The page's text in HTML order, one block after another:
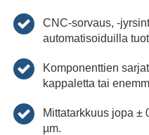
CNC-sorvaus, -
automatisoiduilla
Komponenttien
kappaletta tai
Mittatarkkuus jopa ±
µm.